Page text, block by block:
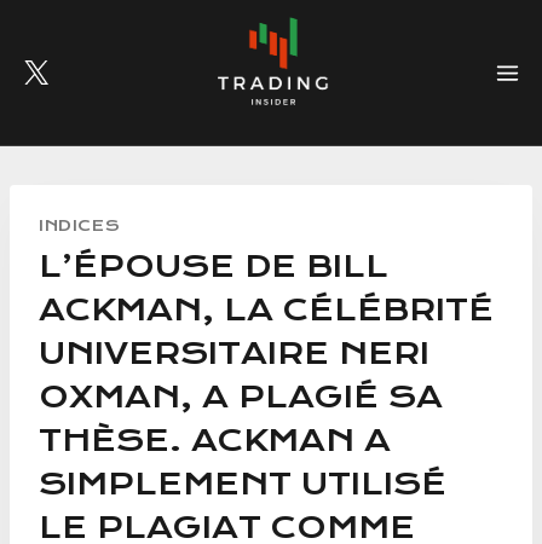
content
INDICES
L’ÉPOUSE DE BILL
ACKMAN, LA CÉLÉBRITÉ
UNIVERSITAIRE NERI
OXMAN, A PLAGIÉ SA
THÈSE. ACKMAN A
SIMPLEMENT UTILISÉ
LE PLAGIAT COMME